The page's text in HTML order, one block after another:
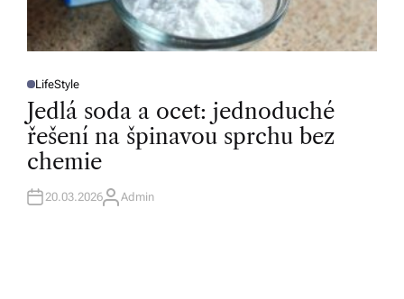
P
O
T
E
D
I
N
LifeStyle
Jedlá soda a ocet: jednoduché
řešení na špinavou sprchu bez
chemie
20.03.2026A
Admin